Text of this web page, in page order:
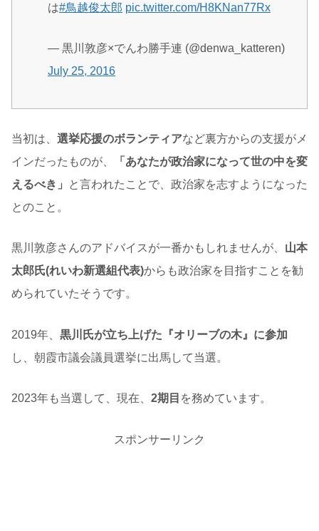
は#鳥越俊太郎 pic.twitter.com/H8KNan77Rx
— 黒川敦彦×でんわ勝手連 (@denwa_katteren)
July 25, 2016
当初は、 選挙応援のボランティアなど裏方からの支援がメ
インだったものが、
「あなたが政治家になって世の中を変
えるべき」
と言われたことで、政治家を志すようになった
とのこと。
黒川敦彦さんのアドバイスが一番かもしれませんが、 山本
太郎氏(れいわ新選組代表)からも政治家を目指すことを勧
められていたそうです。
2019年、 黒川氏が立ち上げた『オリーブの木』に参加
し、朝霞市議会議員選挙に出馬して当選。
2023年も当選して、現在、 2期目 を務めています。
スポンサーリンク